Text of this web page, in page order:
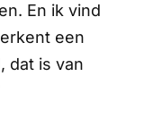
En ik vind
een
dat is van